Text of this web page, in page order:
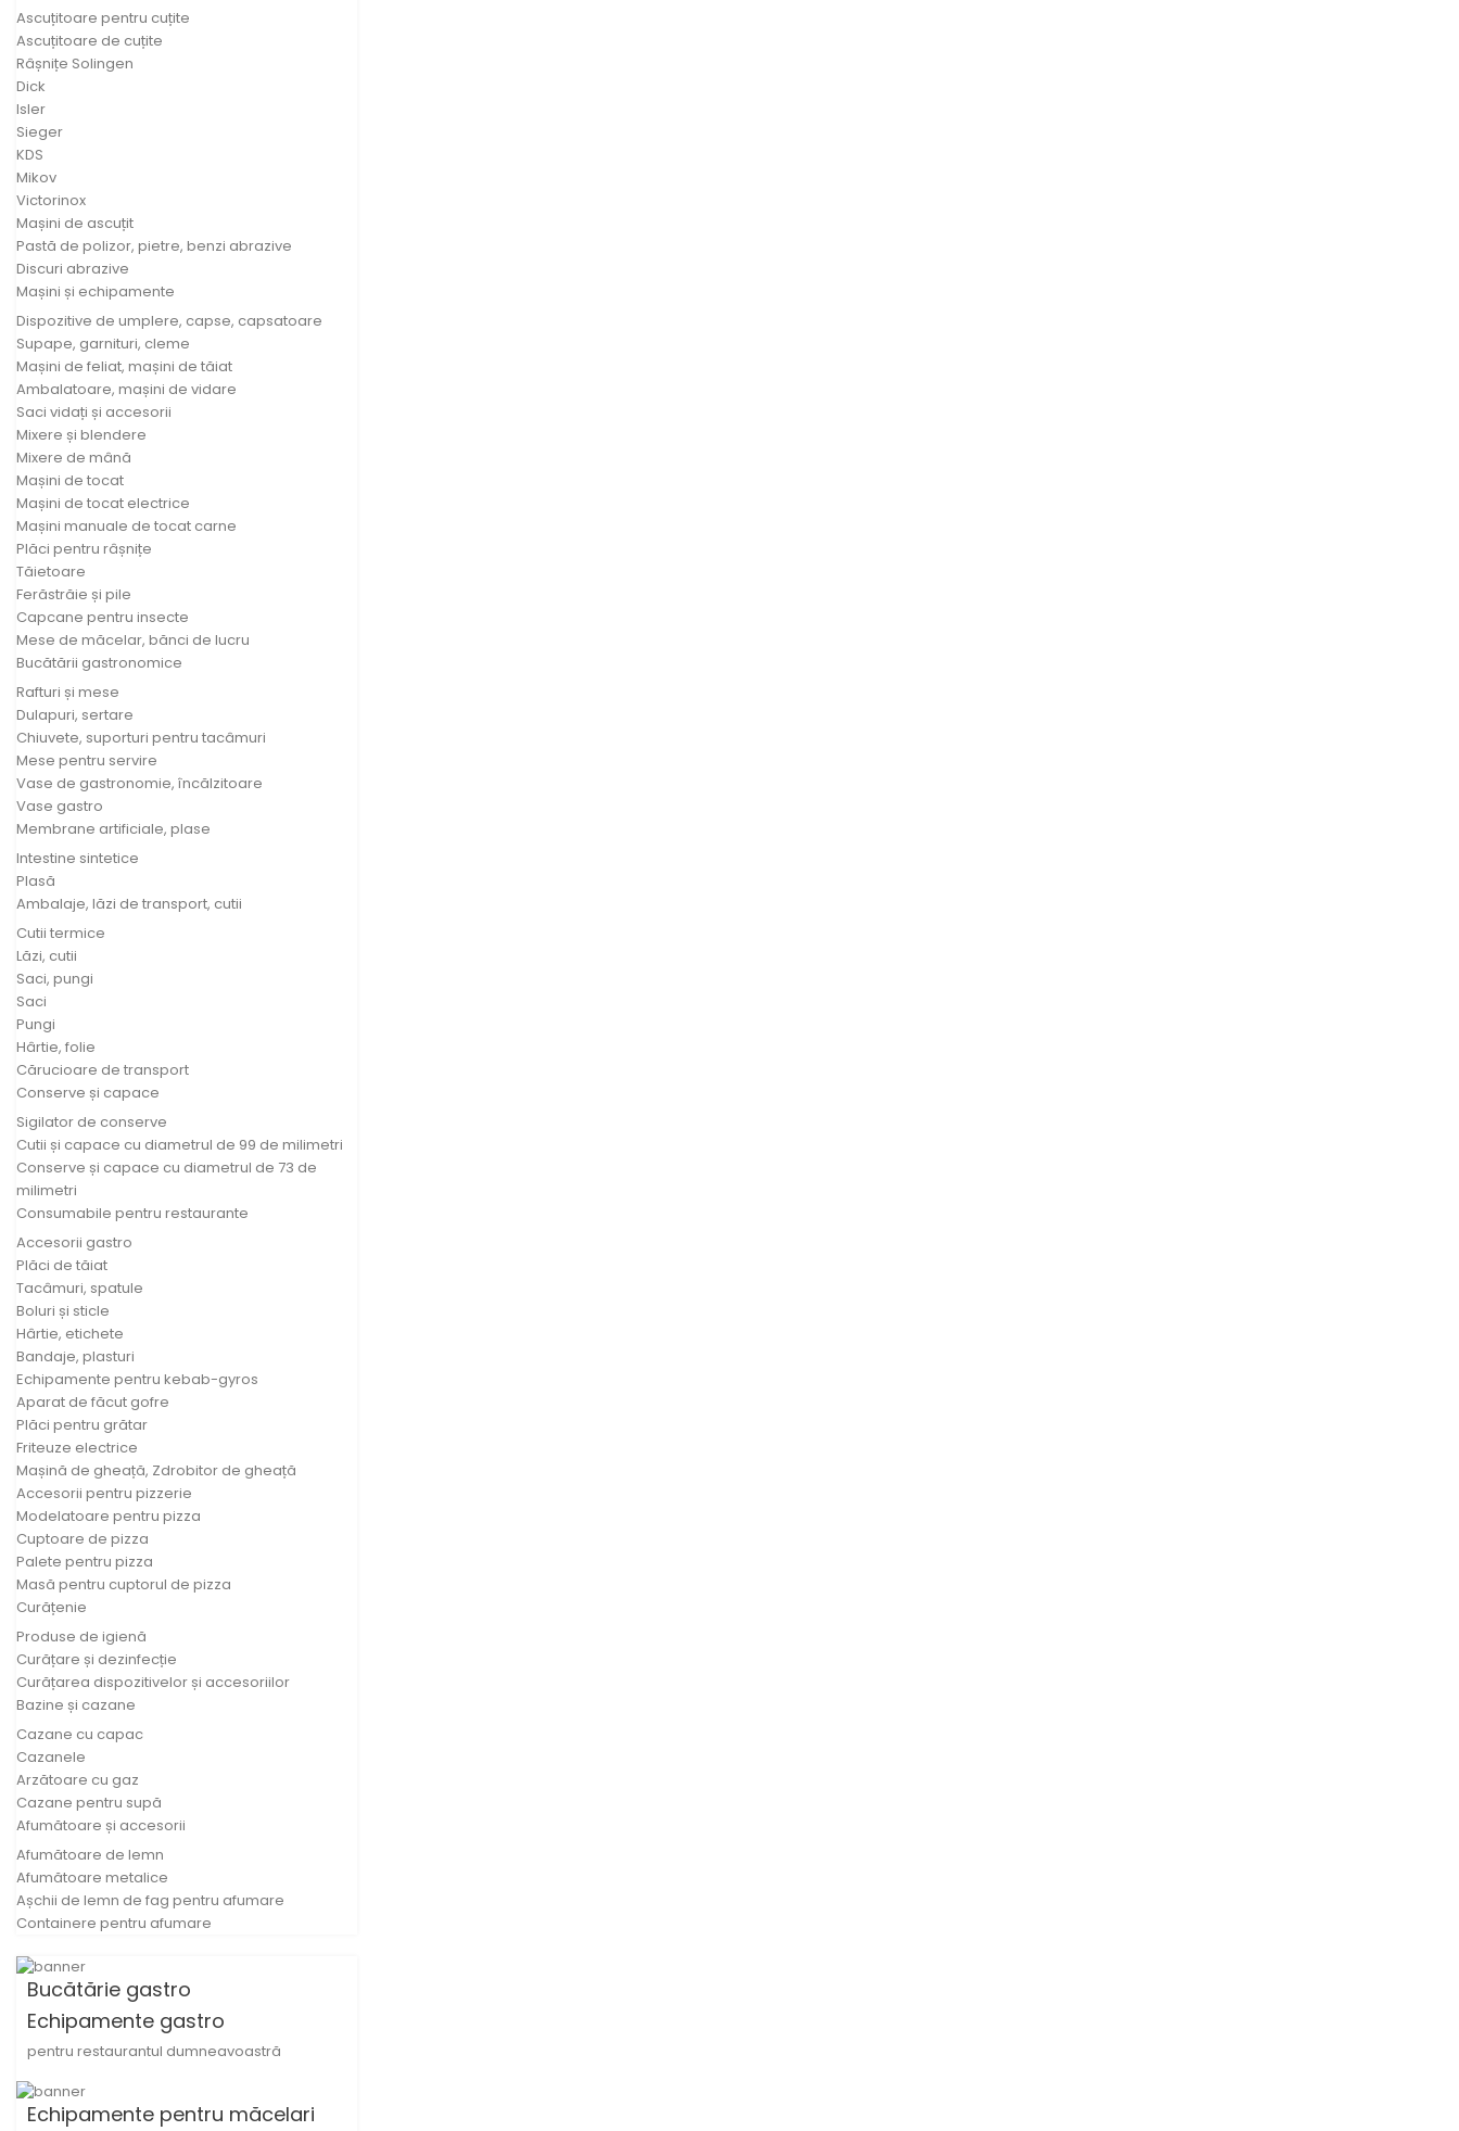
Ascuțitoare pentru cuțite
Ascuțitoare de cuțite
Râșnițe Solingen
Dick
Isler
Sieger
KDS
Mikov
Victorinox
Mașini de ascuțit
Pastă de polizor, pietre, benzi abrazive
Discuri abrazive
Mașini și echipamente
Dispozitive de umplere, capse, capsatoare
Supape, garnituri, cleme
Mașini de feliat, mașini de tăiat
Ambalatoare, mașini de vidare
Saci vidați și accesorii
Mixere și blendere
Mixere de mână
Mașini de tocat
Mașini de tocat electrice
Mașini manuale de tocat carne
Plăci pentru râșnițe
Tăietoare
Ferăstrăie și pile
Capcane pentru insecte
Mese de măcelar, bănci de lucru
Bucătării gastronomice
Rafturi și mese
Dulapuri, sertare
Chiuvete, suporturi pentru tacâmuri
Mese pentru servire
Vase de gastronomie, încălzitoare
Vase gastro
Membrane artificiale, plase
Intestine sintetice
Plasă
Ambalaje, lăzi de transport, cutii
Cutii termice
Lăzi, cutii
Saci, pungi
Saci
Pungi
Hârtie, folie
Cărucioare de transport
Conserve și capace
Sigilator de conserve
Cutii și capace cu diametrul de 99 de milimetri
Conserve și capace cu diametrul de 73 de
milimetri
Consumabile pentru restaurante
Accesorii gastro
Plăci de tăiat
Tacâmuri, spatule
Boluri și sticle
Hârtie, etichete
Bandaje, plasturi
Echipamente pentru kebab-gyros
Aparat de făcut gofre
Plăci pentru grătar
Friteuze electrice
Mașină de gheață, Zdrobitor de gheață
Accesorii pentru pizzerie
Modelatoare pentru pizza
Cuptoare de pizza
Palete pentru pizza
Masă pentru cuptorul de pizza
Curățenie
Produse de igienă
Curățare și dezinfecție
Curățarea dispozitivelor și accesoriilor
Bazine și cazane
Cazane cu capac
Cazanele
Arzătoare cu gaz
Cazane pentru supă
Afumătoare și accesorii
Afumătoare de lemn
Afumătoare metalice
Așchii de lemn de fag pentru afumare
Containere pentru afumare
Bucătărie gastro
Echipamente gastro
pentru restaurantul dumneavoastră
Echipamente pentru măcelari